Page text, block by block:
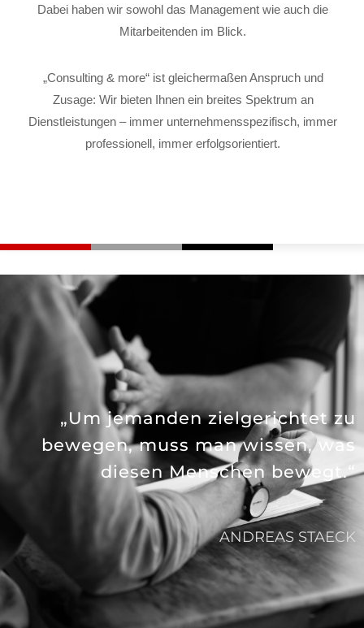
Dabei haben wir sowohl das Management wie auch die
Mitarbeitenden im Blick.
„Consulting & more“ ist gleichermaßen Anspruch und
Zusage: Wir bieten Ihnen ein breites Spektrum an
Dienstleistungen – immer unternehmensspezifisch, immer
professionell, immer erfolgsorientiert.
„Um jemanden zielgerichtet zu
bewegen, muss man wissen, was
diesen Menschen bewegt.“
ANDREAS STAECK